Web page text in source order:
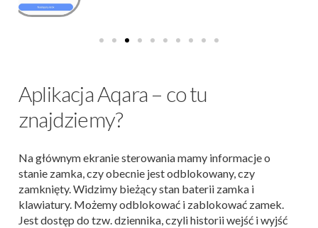
Aplikacja Aqara – co tu
znajdziemy?
Na głównym ekranie sterowania mamy informacje o
stanie zamka, czy obecnie jest odblokowany, czy
zamknięty. Widzimy bieżący stan baterii zamka i
klawiatury. Możemy odblokować i zablokować zamek.
Jest dostęp do tzw. dziennika, czyli historii wejść i wyjść